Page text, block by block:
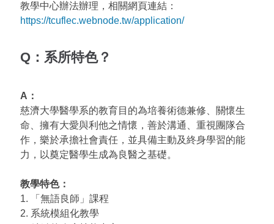
教學中心辦法辦理，相關網頁連結：
https://tcuflec.webnode.tw/application/
Q：系所特色？
A：
慈濟大學醫學系的教育目的為培養術德兼修、關懷生
命、擁有大愛與利他之情懷，善於溝通、重視團隊合
作，樂於承擔社會責任，並具備主動及終身學習的能
力，以奠定醫學生成為良醫之基礎。
教學特色：
1. 「無語良師」課程
2. 系統模組化教學